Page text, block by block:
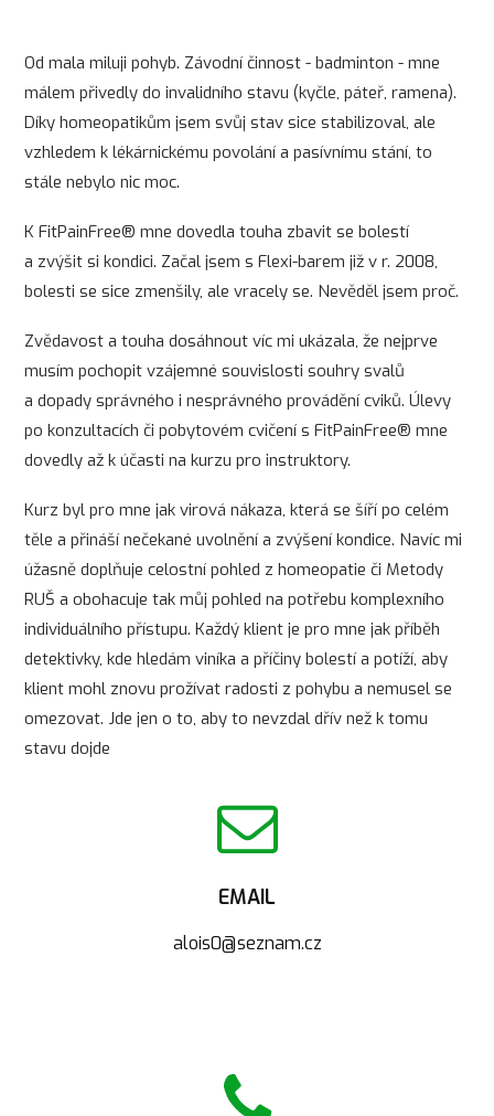
Od mala miluji pohyb. Závodní činnost - badminton - mne
málem přivedly do invalidního stavu (kyčle, páteř, ramena).
Díky homeopatikům jsem svůj stav sice stabilizoval, ale
vzhledem k lékárnickému povolání a pasívnímu stání, to
stále nebylo nic moc.
K FitPainFree® mne dovedla touha zbavit se bolestí
a zvýšit si kondici. Začal jsem s Flexi-barem již v r. 2008,
bolesti se sice zmenšily, ale vracely se. Nevěděl jsem proč.
Zvědavost a touha dosáhnout víc mi ukázala, že nejprve
musím pochopit vzájemné souvislosti souhry svalů
a dopady správného i nesprávného provádění cviků. Úlevy
po konzultacích či pobytovém cvičení s FitPainFree® mne
dovedly až k účasti na kurzu pro instruktory.
Kurz byl pro mne jak virová nákaza, která se šíří po celém
těle a přináší nečekané uvolnění a zvýšení kondice. Navíc mi
úžasně doplňuje celostní pohled z homeopatie či Metody
RUŠ a obohacuje tak můj pohled na potřebu komplexního
individuálního přístupu. Každý klient je pro mne jak příběh
detektivky, kde hledám viníka a příčiny bolestí a potíží, aby
klient mohl znovu prožívat radosti z pohybu a nemusel se
omezovat. Jde jen o to, aby to nevzdal dřív než k tomu
stavu dojde
EMAIL
alois0@seznam.cz